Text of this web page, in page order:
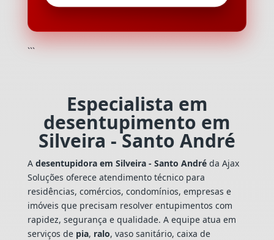
```
Especialista em
desentupimento em
Silveira - Santo André
A desentupidora em Silveira - Santo Andréda Ajax
Soluções oferece atendimento técnico para
residências, comércios, condomínios, empresas e
imóveis que precisam resolver entupimentos com
rapidez, segurança e qualidade. A equipe atua em
serviços de pia, ralo, vaso sanitário, caixa de